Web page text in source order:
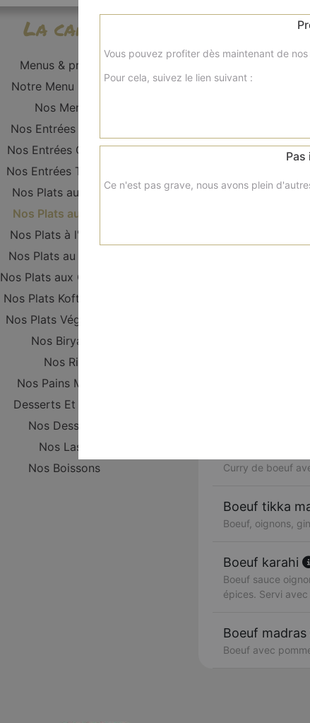
La carte
Menus & promos
Notre Menu Enfants
Nos Menus
Nos Entrées Froides
Nos Entrées Chaudes
Nos Entrées Tandoori
Nos Plats au Poulet
Nos Plats au Boeuf
Nos Plats à l'Agneau
Nos Plats au Poisson
Nos Plats aux Crevettes
Nos Plats Kofta Keema
Nos Plats Végétariens
Nos Biryanis
Nos Riz
Nos Pains Maison
Desserts Et Glaces
Nos Desserts
Nos Lassi
Nos Boissons
Boeuf curry avec
Boeuf avec
Curry de boeuf
Boeuf tikka
Boeuf, oignons,
Boeuf karahi
Boeuf sauce
épices. Servi
Boeuf madras
Boeuf avec
Vous pouvez profiter dès maintenant de nos
Pour cela, suivez le lien suivant :
Pas
Ce n'est pas grave, nous avons plein